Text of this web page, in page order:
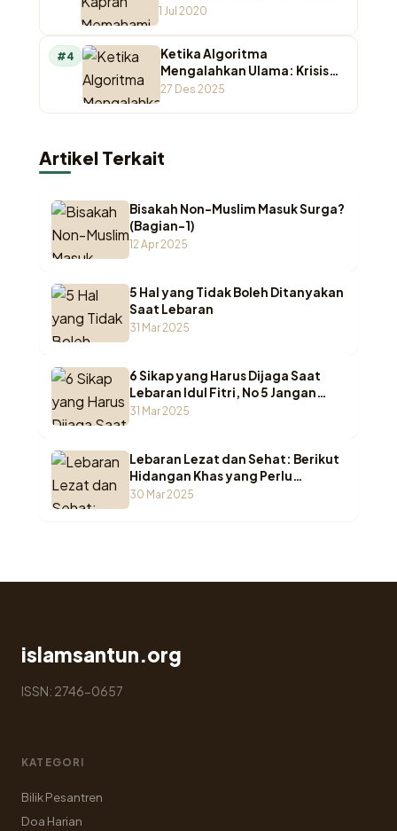
Ayah”
1 Jul 2020
#4
Ketika Algoritma
Mengalahkan Ulama: Krisis
Otoritas Keagamaan di
27 Des 2025
Artikel Terkait
Bisakah Non-Muslim Masuk Surga?
(Bagian-1)
12 Apr 2025
5 Hal yang Tidak Boleh Ditanyakan
Saat Lebaran
31 Mar 2025
6 Sikap yang Harus Dijaga Saat
Lebaran Idul Fitri, No 5 Jangan
Sampai Terlewat!
31 Mar 2025
Lebaran Lezat dan Sehat: Berikut
Hidangan Khas yang Perlu
Dicicipi!
30 Mar 2025
islamsantun.org
ISSN: 2746-0657
KATEGORI
Bilik Pesantren
Doa Harian